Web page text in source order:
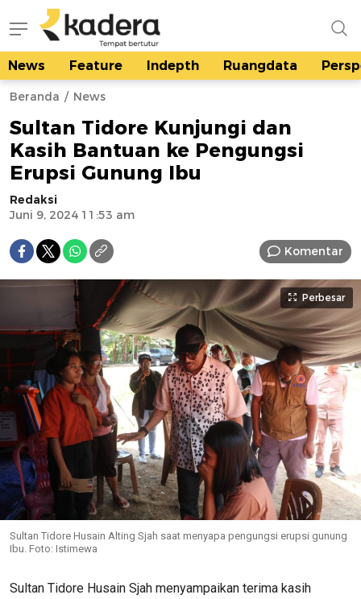
kadera.id
Tempat bertutur
News Feature Indepth Ruangdata
Beranda News
Sultan Tidore Kunjungi dan
Kasih Bantuan ke Pengungsi
Erupsi Gunung Ibu
Redaksi
Juni 9, 2024 11:53 am
Komentar
Perbesar
Sultan Tidore Husain Alting Sjah saat menyapa pengungsi erupsi gunung
Ibu. Foto: Istimewa
Sultan Tidore Husain Sjah menyampaikan terima kasih